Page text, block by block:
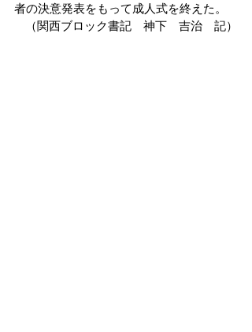
者の決意発表をもって成人式を終えた。
（関西ブロック書記　神下　吉治　記）